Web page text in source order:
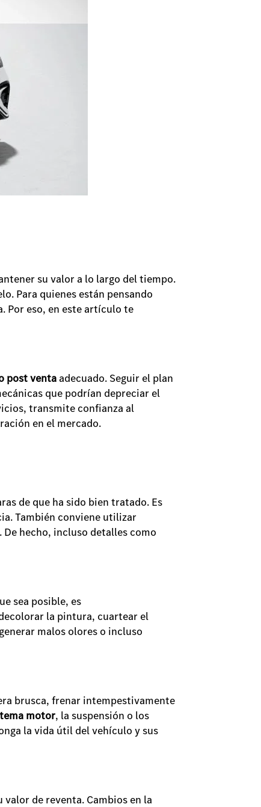
su valor a lo largo del tiempo.
Para quienes están pensando
Por eso, en este artículo te
post ventaadecuado. Seguir el plan
que podrían depreciar el
transmite confianza al
en el mercado.
de que ha sido bien tratado. Es
También conviene utilizar
hecho, incluso detalles como
sea posible, es
la pintura, cuartear el
malos olores o incluso
brusca, frenar intempestivamente
motor, la suspensión o los
la vida útil del vehículo y sus
de reventa. Cambios en la